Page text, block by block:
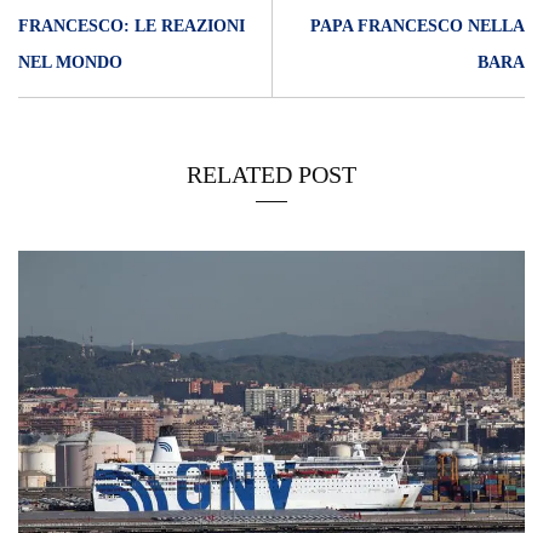
FRANCESCO: LE REAZIONI
NEL MONDO
PAPA FRANCESCO NELLA
BARA
RELATED POST